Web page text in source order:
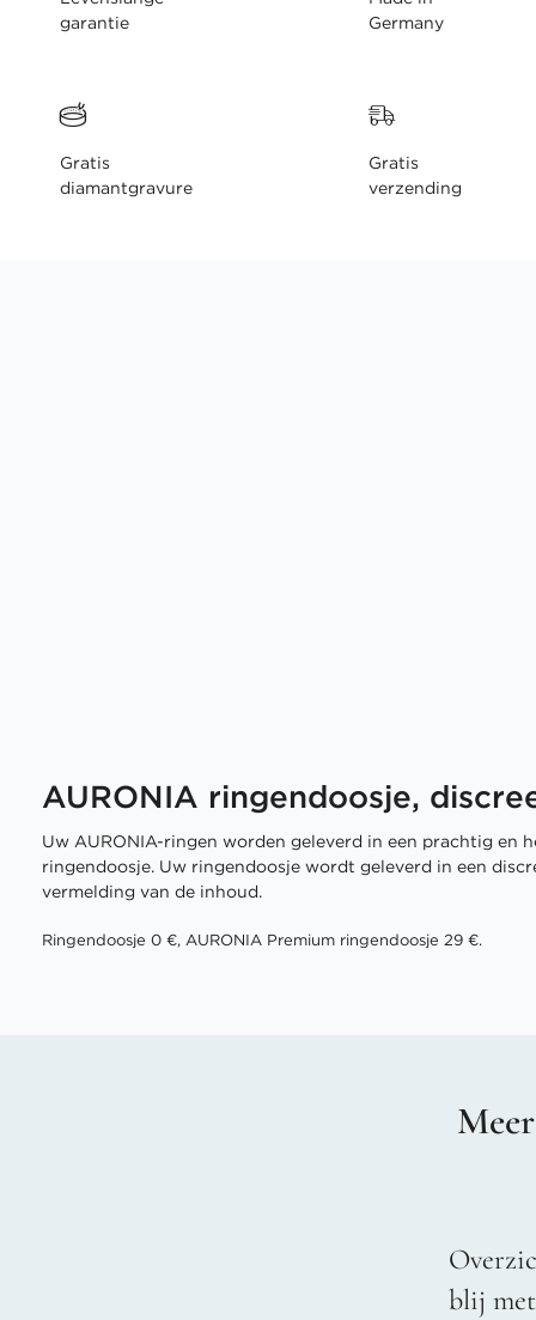
garantie
Germany
Gratis
diamantgravure
Gratis
verzending
AURONIA ringendoosje,
Uw AURONIA-ringen worden geleverd in een prachtig en
ringendoosje. Uw ringendoosje wordt geleverd in een
vermelding van de inhoud.
Ringendoosje 0 €, AURONIA Premium ringendoosje 29 €.
blij